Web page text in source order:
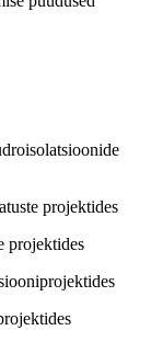
projektides
projektides